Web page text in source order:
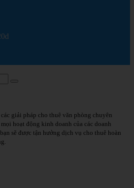
giải pháp cho thuê văn phòng chuyên
hoạt động kinh doanh của các doanh
sẽ được tận hưởng dịch vụ cho thuê hoàn